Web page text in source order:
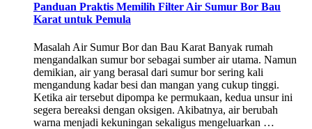
Panduan Praktis Memilih Filter Air Sumur Bor Bau
Karat untuk Pemula
Masalah Air Sumur Bor dan Bau Karat Banyak rumah
mengandalkan sumur bor sebagai sumber air utama. Namun
demikian, air yang berasal dari sumur bor sering kali
mengandung kadar besi dan mangan yang cukup tinggi.
Ketika air tersebut dipompa ke permukaan, kedua unsur ini
segera bereaksi dengan oksigen. Akibatnya, air berubah
warna menjadi kekuningan sekaligus mengeluarkan …